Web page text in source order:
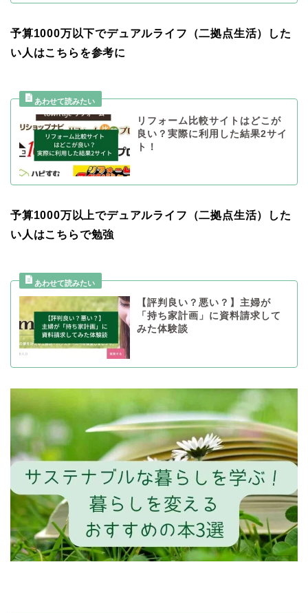
予算1000万以下でデュアルライフ（二拠点生活）した
い人はこちらを参考に
リフォーム比較サイトはどこが
良い？実際に利用した結果2サイ
ト！
予算1000万以上でデュアルライフ（二拠点生活）した
い人はこちらで勉強
【評判良い？悪い？】主婦が
「持ち家計画」に資料請求して
みた体験談